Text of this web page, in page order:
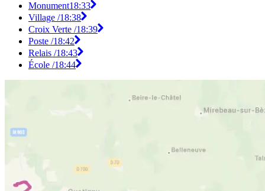
Monument18:33
Village /18:38
Croix Verte /18:39
Poste /18:42
Relais /18:43
École /18:44